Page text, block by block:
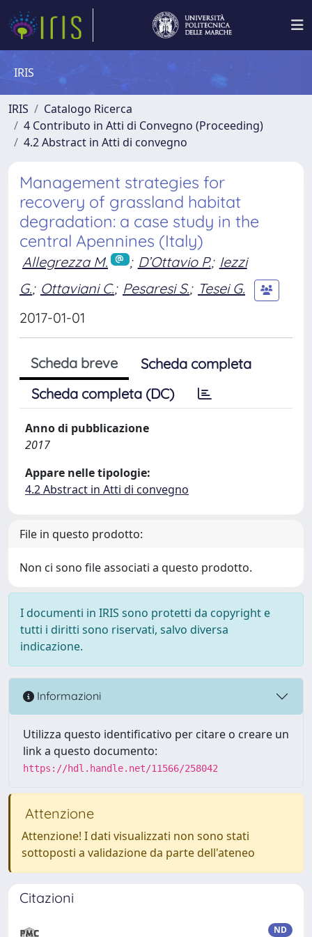
IRIS
IRIS
Catalogo Ricerca
4 Contributo in Atti di Convegno (Proceeding)
4.2 Abstract in Atti di convegno
Management strategies for
recovery of grassland habitat
degradation: a case study in the
central Apennines (Italy)
Allegrezza M. ; D’Ottavio P.; Iezzi
G.; Ottaviani C.; Pesaresi S.; Tesei G.
2017-01-01
Scheda breve
Scheda completa
Scheda completa (DC)
Anno di pubblicazione
2017
Appare nelle tipologie:
4.2 Abstract in Atti di convegno
File in questo prodotto:
Non ci sono file associati a questo prodotto.
I documenti in IRIS sono protetti da copyright e
tutti i diritti sono riservati, salvo diversa
indicazione.
Informazioni
Utilizza questo identificativo per citare o creare un
link a questo documento:
https://hdl.handle.net/11566/258042
Attenzione
Attenzione! I dati visualizzati non sono stati
sottoposti a validazione da parte dell'ateneo
Citazioni
ND